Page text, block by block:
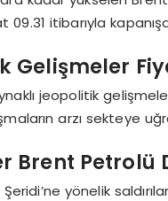
09.31 itibarıyla
Gelişmeler
jeopolitik
arzı sekteye
Brent Petrolü
Şeridi’ne yönelik